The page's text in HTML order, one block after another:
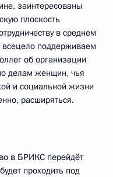
заинтересованы
плоскость
в среднем
поддерживаем
об организации
делам женщин, чья
и социальной жизни
расширяться.
в БРИКС перейдёт
проходить под